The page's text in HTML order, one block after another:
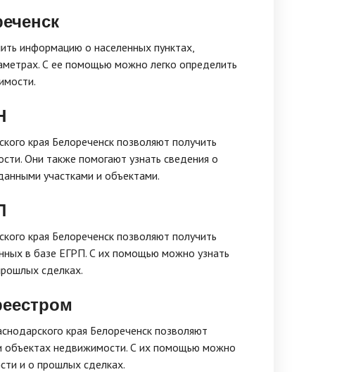
информацию о населенных пунктах,
С ее помощью можно легко определить
края Белореченск позволяют получить
Они также помогают узнать сведения о
участками и объектами.
края Белореченск позволяют получить
в базе ЕГРП. С их помощью можно узнать
сделках.
края Белореченск позволяют
объектах недвижимости. С их помощью можно
и о прошлых сделках.